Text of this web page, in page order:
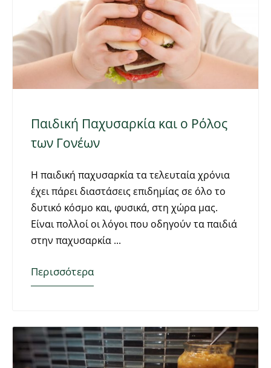
Παιδική Παχυσαρκία και ο Ρόλος
των Γονέων
Η παιδική παχυσαρκία τα τελευταία χρόνια
έχει πάρει διαστάσεις επιδημίας σε όλο το
δυτικό κόσμο και, φυσικά, στη χώρα μας.
Είναι πολλοί οι λόγοι που οδηγούν τα παιδιά
στην παχυσαρκία
Περισσότερα